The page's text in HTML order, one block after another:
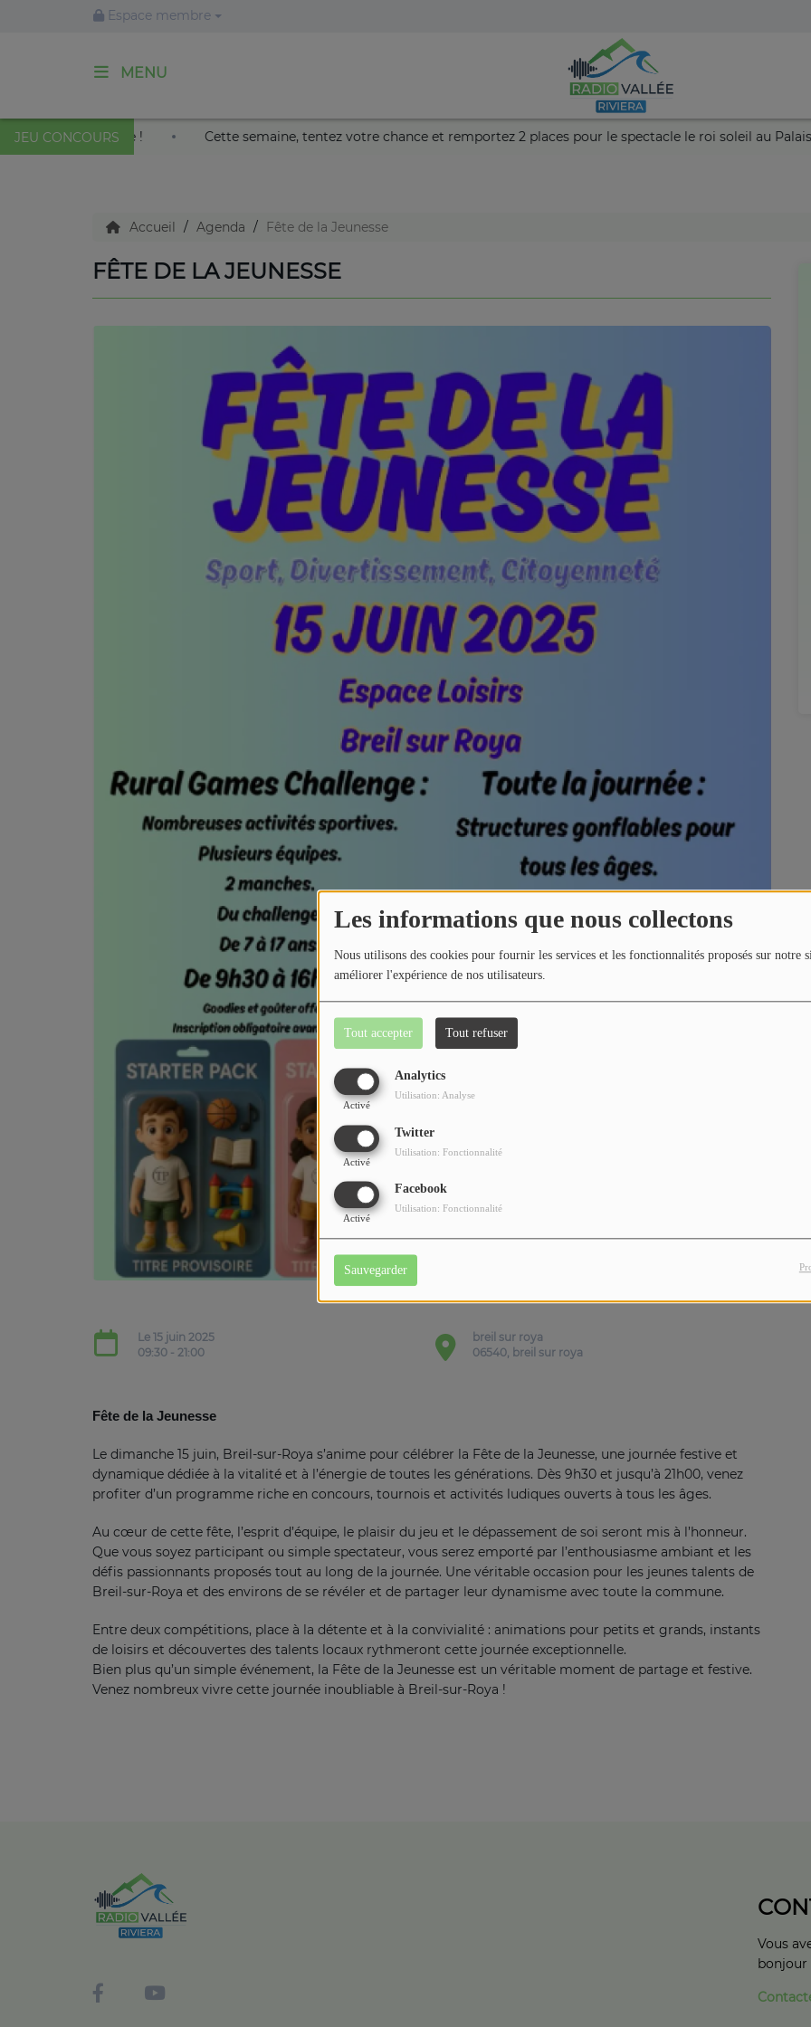
Les informations que nous collectons
Nous utilisons des cookies pour fournir les services et les fonctionnalités proposés sur notre
améliorer l'expérience de nos utilisateurs.
Tout accepter Tout refuser
Analytics
Activé
Utilisation: Analyse
Twitter
Activé
Utilisation: Fonctionnalité
Facebook
Activé
Utilisation: Fonctionnalité
Sauvegarder
Espace membre
MENU
JEU CONCOURS
roi soleil au Palais Nikaïa de Nice ! Cette semaine, tentez votre chance et remportez 2 places pour le spectacle le roi
ACCUEIL
Accueil Agenda Fête de la Jeunesse
FÊTE DE LA JEUNESSE
Le 15 juin 2025
09:30 - 21:00
breil sur roya
06540, breil sur roya
Fête de la Jeunesse
Le dimanche 15 juin, Breil-sur-Roya s’anime pour célébrer la Fête de la Jeunesse, une journée festive et
dynamique dédiée à la vitalité et à l’énergie de toutes les générations. Dès 9h30 et jusqu’à 21h00, venez
profiter d’un programme riche en concours, tournois et activités ludiques ouverts à tous les âges.
Au cœur de cette fête, l’esprit d’équipe, le plaisir du jeu et le dépassement de soi seront mis à l’honneur.
Que vous soyez participant ou simple spectateur, vous serez emporté par l’enthousiasme ambiant et les
défis passionnants proposés tout au long de la journée. Une véritable occasion pour les jeunes talents de
Breil-sur-Roya et des environs de se révéler et de partager leur dynamisme avec toute la commune.
Entre deux compétitions, place à la détente et à la convivialité : animations pour petits et grands, instants
de loisirs et découvertes des talents locaux rythmeront cette journée exceptionnelle.
Bien plus qu’un simple événement, la Fête de la Jeunesse est un véritable moment de partage et festive.
Venez nombreux vivre cette journée inoubliable à Breil-sur-Roya !
Vous
bonjour